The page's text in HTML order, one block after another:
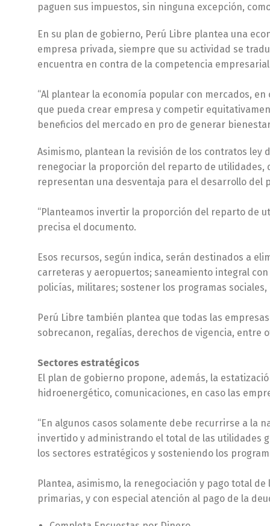
paguen sus impuestos, sin ninguna excepción,
En su plan de gobierno, Perú Libre plantea una
empresa privada, siempre que su actividad se
encuentra en contra de la competencia
“Al plantear la economía popular con mercados,
que pueda crear empresa y competir
beneficios del mercado en pro de generar
Asimismo, plantean la revisión de los contratos
renegociar la proporción del reparto de utilidades,
representan una desventaja para el desarrollo del
“Planteamos invertir la proporción del reparto de
precisa el documento.
Esos recursos, según indica, serán destinados a
carreteras y aeropuertos; saneamiento integral
policías, militares; sostener los programas
Perú Libre también plantea que todas las
sobrecanon, regalías, derechos de vigencia, entre
Sectores estratégicos
El plan de gobierno propone, además, la
hidroenergético, comunicaciones, en caso las
“En algunos casos solamente debe recurrirse a la
invertido y administrando el total de las utilidades
los sectores estratégicos y sosteniendo los
Plantea, asimismo, la renegociación y pago total
primarias, y con especial atención al pago de la